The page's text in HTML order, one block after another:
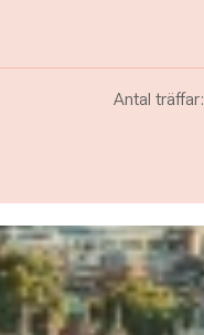
Antal träffar: